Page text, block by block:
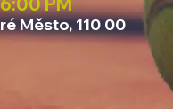
Město, 110 00